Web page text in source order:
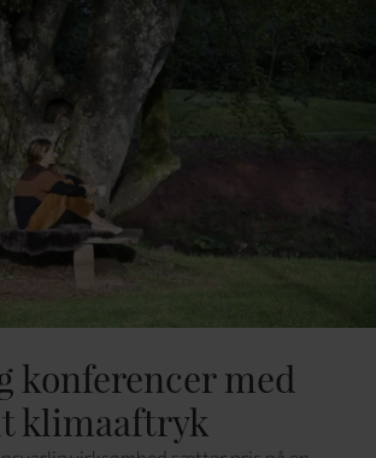
konferencer med
klimaaftryk